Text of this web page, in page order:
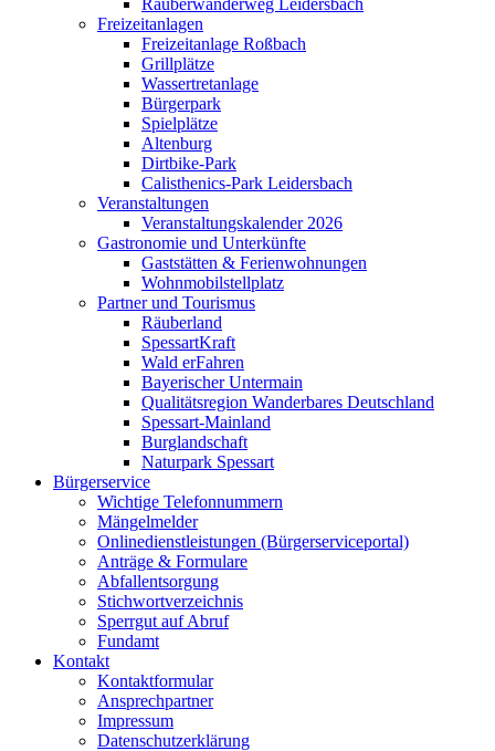
Räuberwanderweg Leidersbach
Freizeitanlagen
Freizeitanlage Roßbach
Grillplätze
Wassertretanlage
Bürgerpark
Spielplätze
Altenburg
Dirtbike-Park
Calisthenics-Park Leidersbach
Veranstaltungen
Veranstaltungskalender 2026
Gastronomie und Unterkünfte
Gaststätten & Ferienwohnungen
Wohnmobilstellplatz
Partner und Tourismus
Räuberland
SpessartKraft
Wald erFahren
Bayerischer Untermain
Qualitätsregion Wanderbares Deutschland
Spessart-Mainland
Burglandschaft
Naturpark Spessart
Bürgerservice
Wichtige Telefonnummern
Mängelmelder
Onlinedienstleistungen (Bürgerserviceportal)
Anträge & Formulare
Abfallentsorgung
Stichwortverzeichnis
Sperrgut auf Abruf
Fundamt
Kontakt
Kontaktformular
Ansprechpartner
Impressum
Datenschutzerklärung